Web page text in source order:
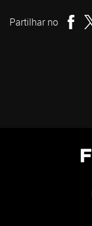
Partilhar no